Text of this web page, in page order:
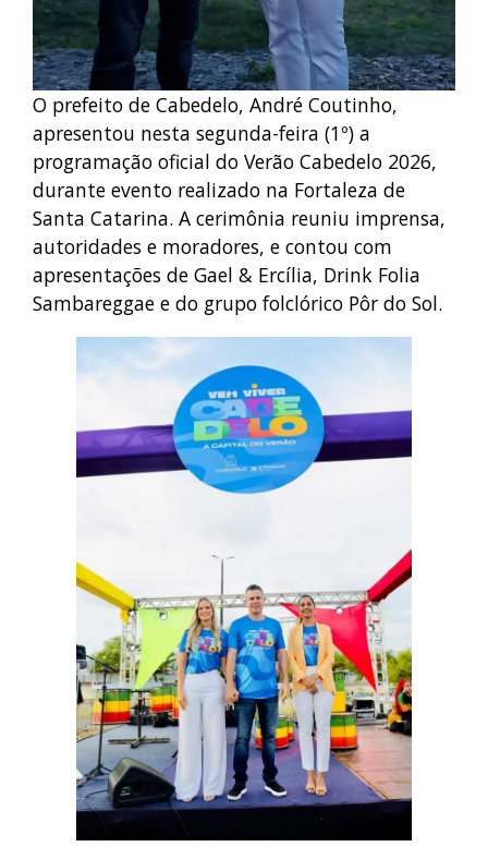
O prefeito de Cabedelo, André Coutinho,
apresentou nesta segunda-feira (1º) a
programação oficial do Verão Cabedelo 2026,
durante evento realizado na Fortaleza de
Santa Catarina. A cerimônia reuniu imprensa,
autoridades e moradores, e contou com
apresentações de Gael & Ercília, Drink Folia
Sambareggae e do grupo folclórico Pôr do Sol.